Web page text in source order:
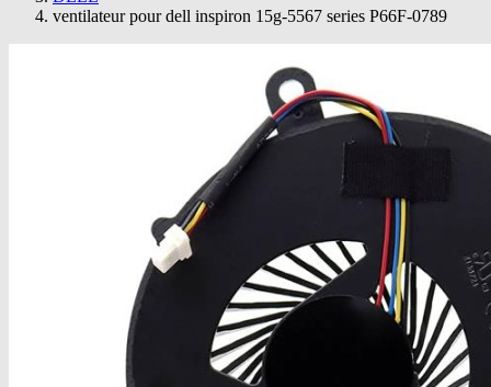
ventilateur pour dell inspiron 15g-5567 series P66F-0789